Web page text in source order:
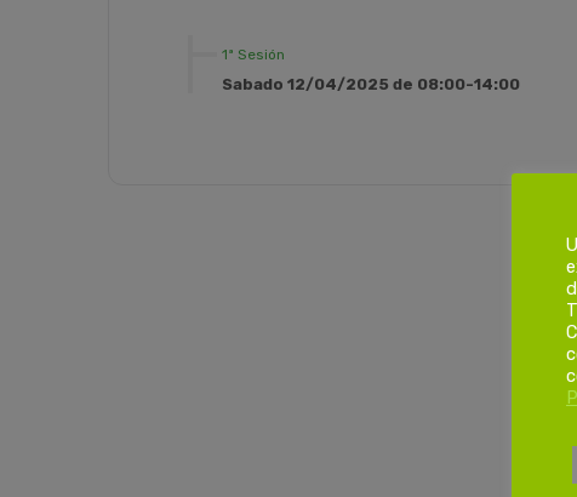
1ª Sesión
Sabado 12/04/2025 de 08:00-14:00